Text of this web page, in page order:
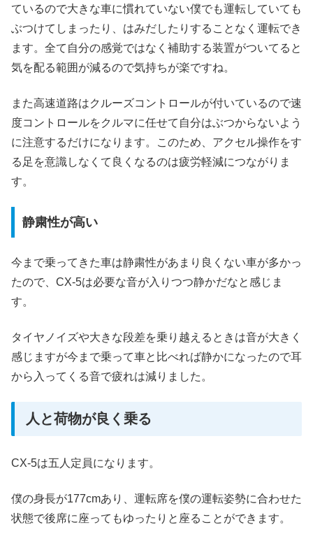
ているので大きな車に慣れていない僕でも運転していても
ぶつけてしまったり、はみだしたりすることなく運転でき
ます。全て自分の感覚ではなく補助する装置がついてると
気を配る範囲が減るので気持ちが楽ですね。
また高速道路はクルーズコントロールが付いているので速
度コントロールをクルマに任せて自分はぶつからないよう
に注意するだけになります。このため、アクセル操作をす
る足を意識しなくて良くなるのは疲労軽減につながりま
す。
静粛性が高い
今まで乗ってきた車は静粛性があまり良くない車が多かっ
たので、CX-5は必要な音が入りつつ静かだなと感じま
す。
タイヤノイズや大きな段差を乗り越えるときは音が大きく
感じますが今まで乗って車と比べれば静かになったので耳
から入ってくる音で疲れは減りました。
人と荷物が良く乗る
CX-5は五人定員になります。
僕の身長が177cmあり、運転席を僕の運転姿勢に合わせた
状態で後席に座ってもゆったりと座ることができます。